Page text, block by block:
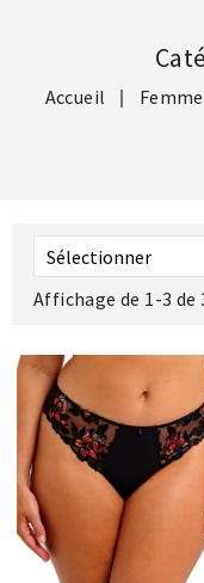
Accueil Femme
Sélectionner
Affichage de 1-3